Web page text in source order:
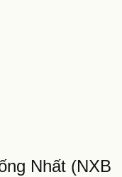
Nhất (NXB